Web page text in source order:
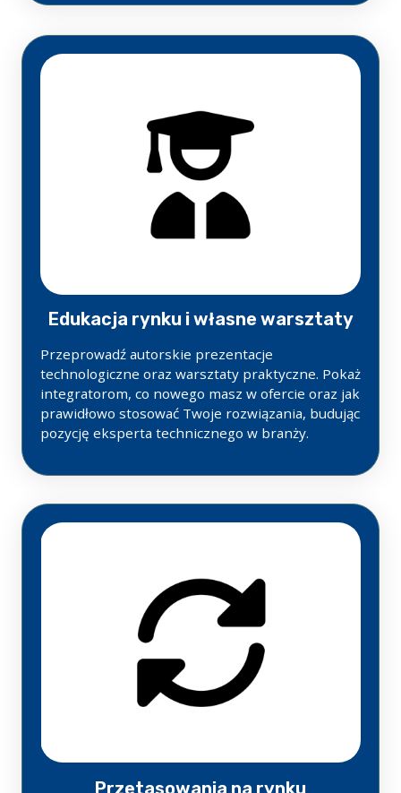
Edukacja rynku i własne warsztaty
Przeprowadź autorskie prezentacje
technologiczne oraz warsztaty praktyczne. Pokaż
integratorom, co nowego masz w ofercie oraz jak
prawidłowo stosować Twoje rozwiązania, budując
pozycję eksperta technicznego w branży.
Przetasowania na rynku